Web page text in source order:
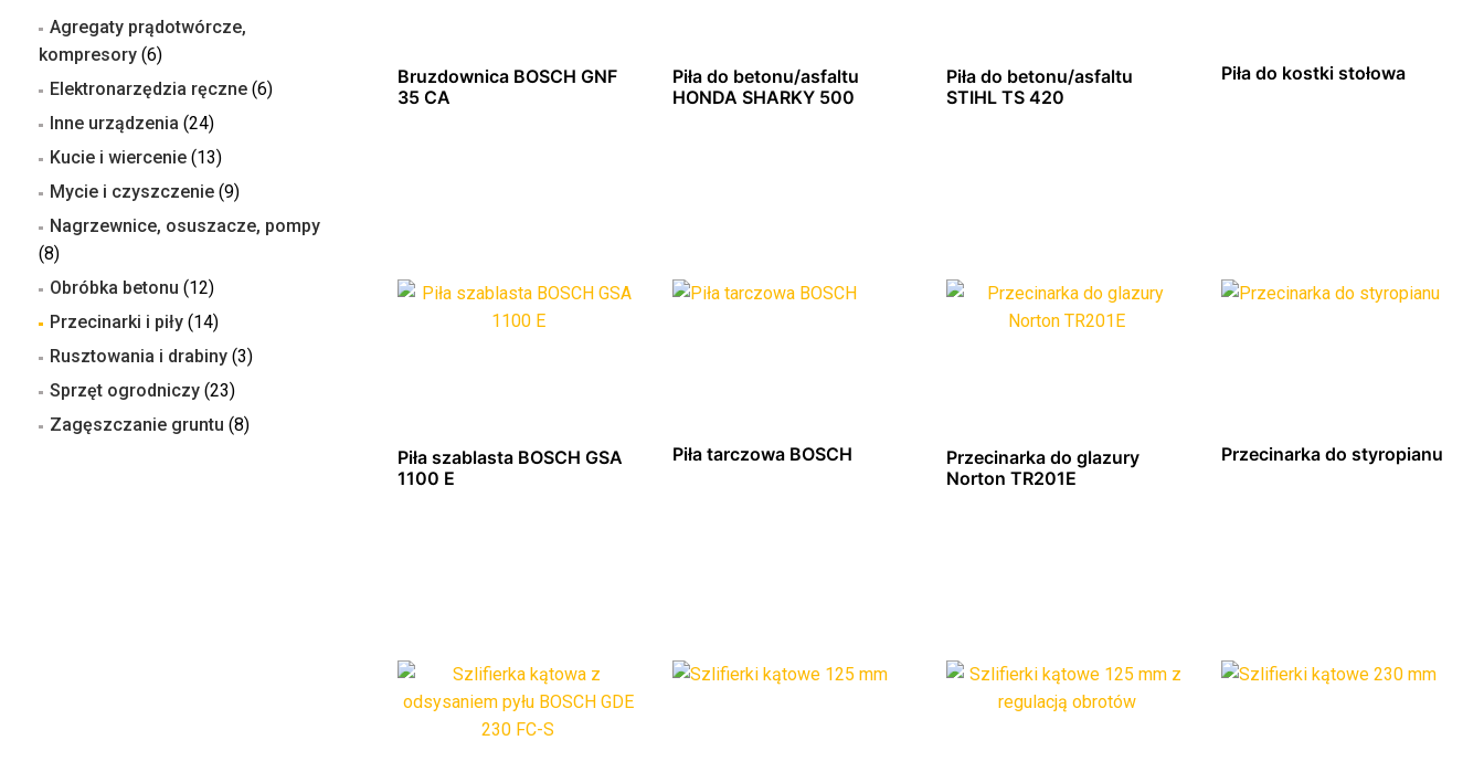
Agregaty prądotwórcze,
kompresory (6)
Elektronarzędzia ręczne (6)
Inne urządzenia (24)
Kucie i wiercenie (13)
Mycie i czyszczenie (9)
Nagrzewnice, osuszacze, pompy
(8)
Obróbka betonu (12)
Przecinarki i piły (14)
Rusztowania i drabiny (3)
Sprzęt ogrodniczy (23)
Zagęszczanie gruntu (8)
Bruzdownica BOSCH GNF
35 CA
Piła do betonu/asfaltu
HONDA SHARKY 500
Piła do betonu/asfaltu
STIHL TS 420
Dowiedz się więcej
Piła do kostki stołowa
Dowiedz się więcej
Piła szablasta BOSCH GSA
1100 E
Dowiedz się więcej
Piła tarczowa BOSCH
Dowiedz się więcej
Przecinarka do glazury
Norton TR201E
Dowiedz się więcej
Przecinarka do styropianu
Dowiedz się więcej